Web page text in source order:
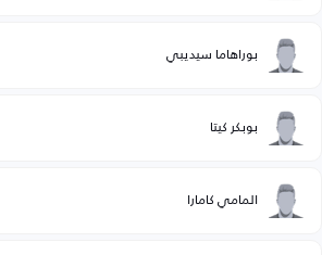
بوراهاما سيديبي
بوبكر كيتا
المامي كامارا